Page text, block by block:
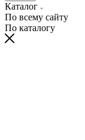
Каталог
По всему сайту
По каталогу